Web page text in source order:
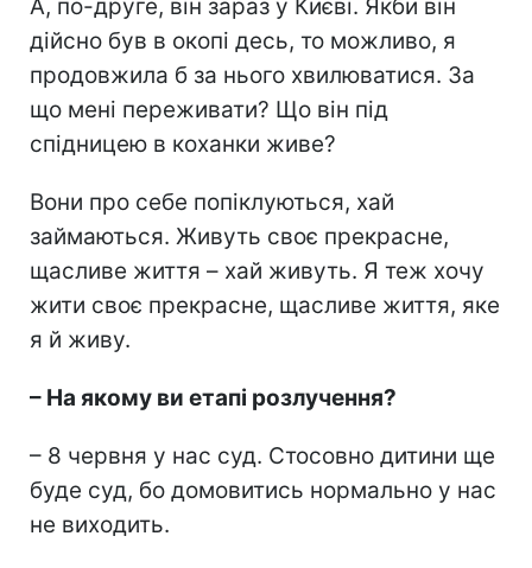
А, по-друге, він зараз у Києві. Якби він
дійсно був в окопі десь, то можливо, я
продовжила б за нього хвилюватися. За
що мені переживати? Що він під
спідницею в коханки живе?
Вони про себе попіклуються, хай
займаються. Живуть своє прекрасне,
щасливе життя – хай живуть. Я теж хочу
жити своє прекрасне, щасливе життя, яке
я й живу.
– На якому ви етапі розлучення?
– 8 червня у нас суд. Стосовно дитини ще
буде суд, бо домовитись нормально у нас
не виходить.